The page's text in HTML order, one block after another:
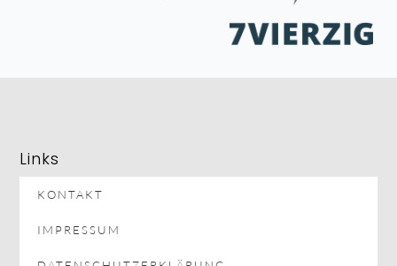
Links
KONTAKT
IMPRESSUM